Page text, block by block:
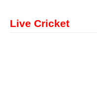
Live Cricket